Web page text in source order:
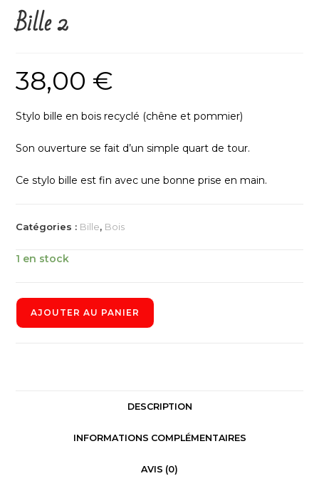
Bille 2
38,00 €
Stylo bille en bois recyclé (chêne et pommier)
Son ouverture se fait d’un simple quart de tour.
Ce stylo bille est fin avec une bonne prise en main.
Catégories : Bille, Bois
1 en stock
AJOUTER AU PANIER
DESCRIPTION
INFORMATIONS COMPLÉMENTAIRES
AVIS (0)